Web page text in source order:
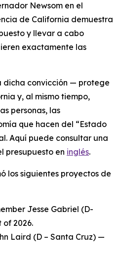
Newsom en el
de California demuestra
y llevar a cabo
exactamente las
dicha convicción — protege
y, al mismo tiempo,
personas, las
que hacen del “Estado
Aquí puede consultar una
presupuesto en inglés.
los siguientes proyectos de
Jesse Gabriel (D-
2026.
Laird (D – Santa Cruz) —